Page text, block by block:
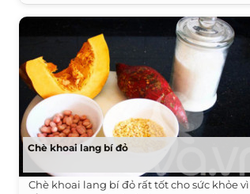
Chè khoai lang bí đỏ
Chè khoai lang bí đỏ rất tốt cho sức khỏe vì